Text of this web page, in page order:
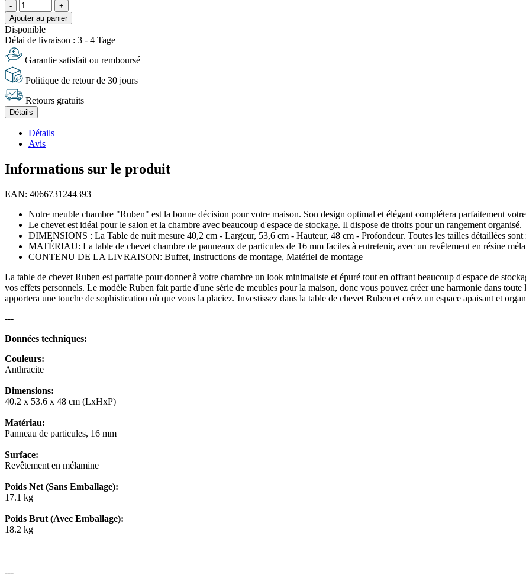
-
+
Ajouter au panier
Disponible
Délai de livraison : 3 - 4 Tage
Garantie satisfait ou remboursé
Politique de retour de 30 jours
Retours gratuits
Détails
Détails
Avis
Informations sur le produit
EAN: 4066731244393
Notre meuble chambre "Ruben" est la bonne décision pour votre maison. Son design optimal et élégant complétera parfaitement
Le chevet est idéal pour le salon et la chambre avec beaucoup d'espace de stockage. Il dispose de tiroirs pour un rangement organisé.
DIMENSIONS : La Table de nuit mesure 40,2 cm - Largeur, 53,6 cm - Hauteur, 48 cm - Profondeur. Toutes les tailles détaillées sont
MATÉRIAU: La table de chevet chambre de panneaux de particules de 16 mm faciles à entretenir, avec un revêtement en résine
CONTENU DE LA LIVRAISON: Buffet, Instructions de montage, Matériel de montage
La table de chevet Ruben est parfaite pour donner à votre chambre un look minimaliste et épuré tout en offrant beaucoup d'espace de
vos effets personnels. Le modèle Ruben fait partie d'une série de meubles pour la maison, donc vous pouvez créer une harmonie dans
apportera une touche de sophistication où que vous la placiez. Investissez dans la table de chevet Ruben et créez un espace apaisant et
---
Données techniques:
Couleurs:
Anthracite
Dimensions:
40.2 x 53.6 x 48 cm (LxHxP)
Matériau:
Panneau de particules, 16 mm
Surface:
Revêtement en mélamine
Poids Net (Sans Emballage):
17.1 kg
Poids Brut (Avec Emballage):
18.2 kg
---